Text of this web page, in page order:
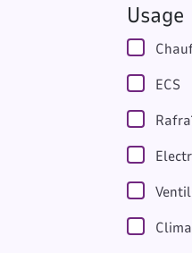
Usage
ECS